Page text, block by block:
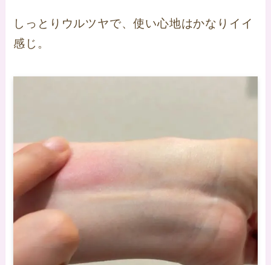
しっとりウルツヤで、使い心地はかなりイイ
感じ。